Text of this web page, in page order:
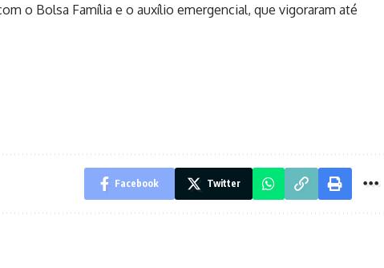
o Bolsa Família e o auxílio emergencial, que vigoraram até
Facebook Twitter